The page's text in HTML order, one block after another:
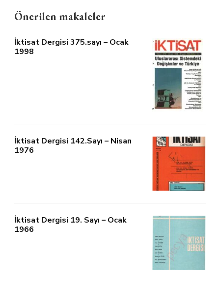
Önerilen makaleler
İktisat Dergisi 375.sayı – Ocak
1998
İktisat Dergisi 142.Sayı – Nisan
1976
İktisat Dergisi 19. Sayı – Ocak
1966